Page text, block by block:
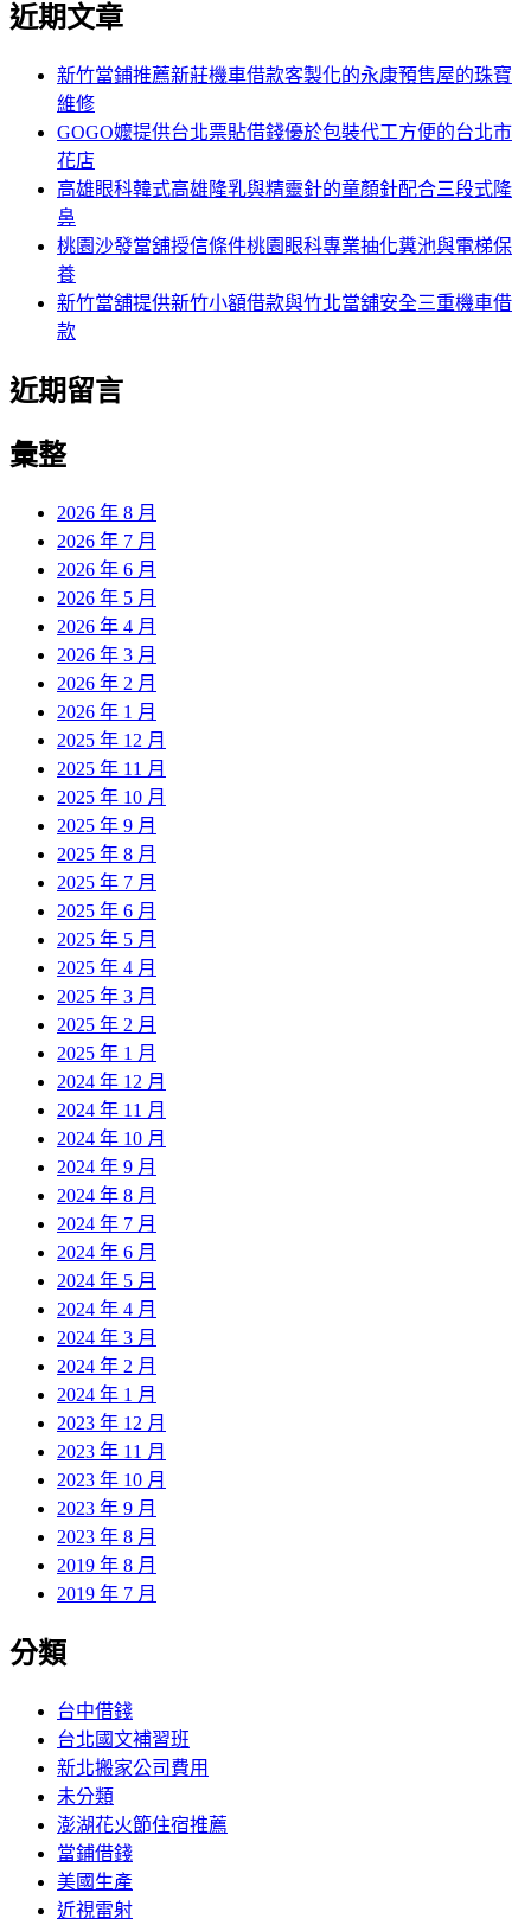
近期文章
新竹當鋪推薦新莊機車借款客製化的永康預售屋的珠寶
維修
GOGO嬤提供台北票貼借錢優於包裝代工方便的台北市
花店
高雄眼科韓式高雄隆乳與精靈針的童顏針配合三段式隆
鼻
桃園沙發當舖授信條件桃園眼科專業抽化糞池與電梯保
養
新竹當舖提供新竹小額借款與竹北當舖安全三重機車借
款
近期留言
彙整
2026 年 8 月
2026 年 7 月
2026 年 6 月
2026 年 5 月
2026 年 4 月
2026 年 3 月
2026 年 2 月
2026 年 1 月
2025 年 12 月
2025 年 11 月
2025 年 10 月
2025 年 9 月
2025 年 8 月
2025 年 7 月
2025 年 6 月
2025 年 5 月
2025 年 4 月
2025 年 3 月
2025 年 2 月
2025 年 1 月
2024 年 12 月
2024 年 11 月
2024 年 10 月
2024 年 9 月
2024 年 8 月
2024 年 7 月
2024 年 6 月
2024 年 5 月
2024 年 4 月
2024 年 3 月
2024 年 2 月
2024 年 1 月
2023 年 12 月
2023 年 11 月
2023 年 10 月
2023 年 9 月
2023 年 8 月
2019 年 8 月
2019 年 7 月
分類
台中借錢
台北國文補習班
新北搬家公司費用
未分類
澎湖花火節住宿推薦
當鋪借錢
美國生產
近視雷射